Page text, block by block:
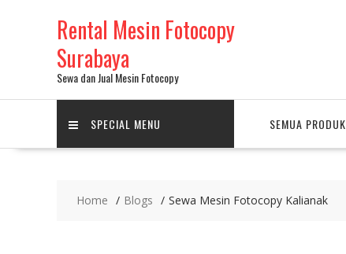
Rental Mesin Fotocopy
Surabaya
Sewa dan Jual Mesin Fotocopy
SPECIAL MENU SEMUA PRODUK
Home Blogs Sewa Mesin Fotocopy Kalianak